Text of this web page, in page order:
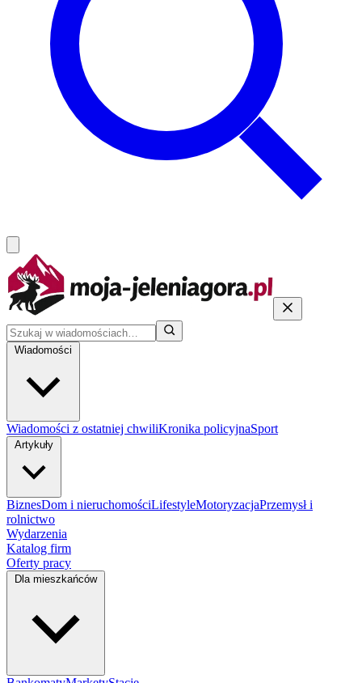
Wiadomości
Wiadomości z ostatniej chwiliKronika policyjnaSport
Artykuły
BiznesDom i nieruchomościLifestyleMotoryzacjaPrzemysł i
rolnictwo
Wydarzenia
Katalog firm
Oferty pracy
Dla mieszkańców